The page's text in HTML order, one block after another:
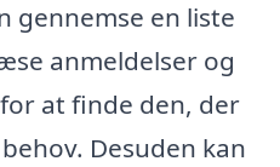
gennemse en liste
anmeldelser og
at finde den, der
Desuden kan